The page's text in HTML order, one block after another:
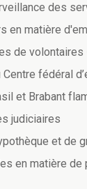
des
en matière
de volontaires
fédéral
et Brabant
judiciaires
et de
en matière